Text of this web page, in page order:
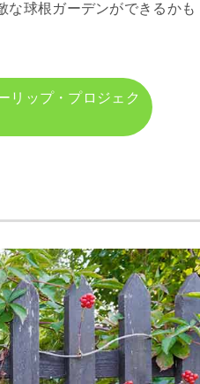
な球根ガーデンができるかも
リップ・プロジェク